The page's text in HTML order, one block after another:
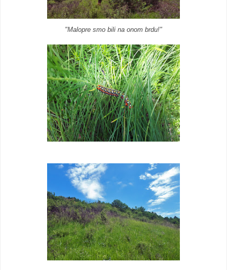
"Malopre smo bili na onom brdu!"